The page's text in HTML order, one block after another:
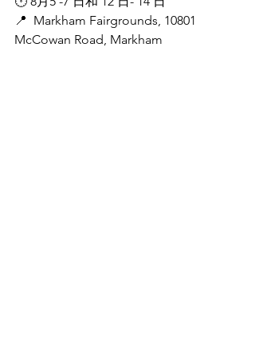
📍  Markham Fairgrounds, 10801
McCowan Road, Markham